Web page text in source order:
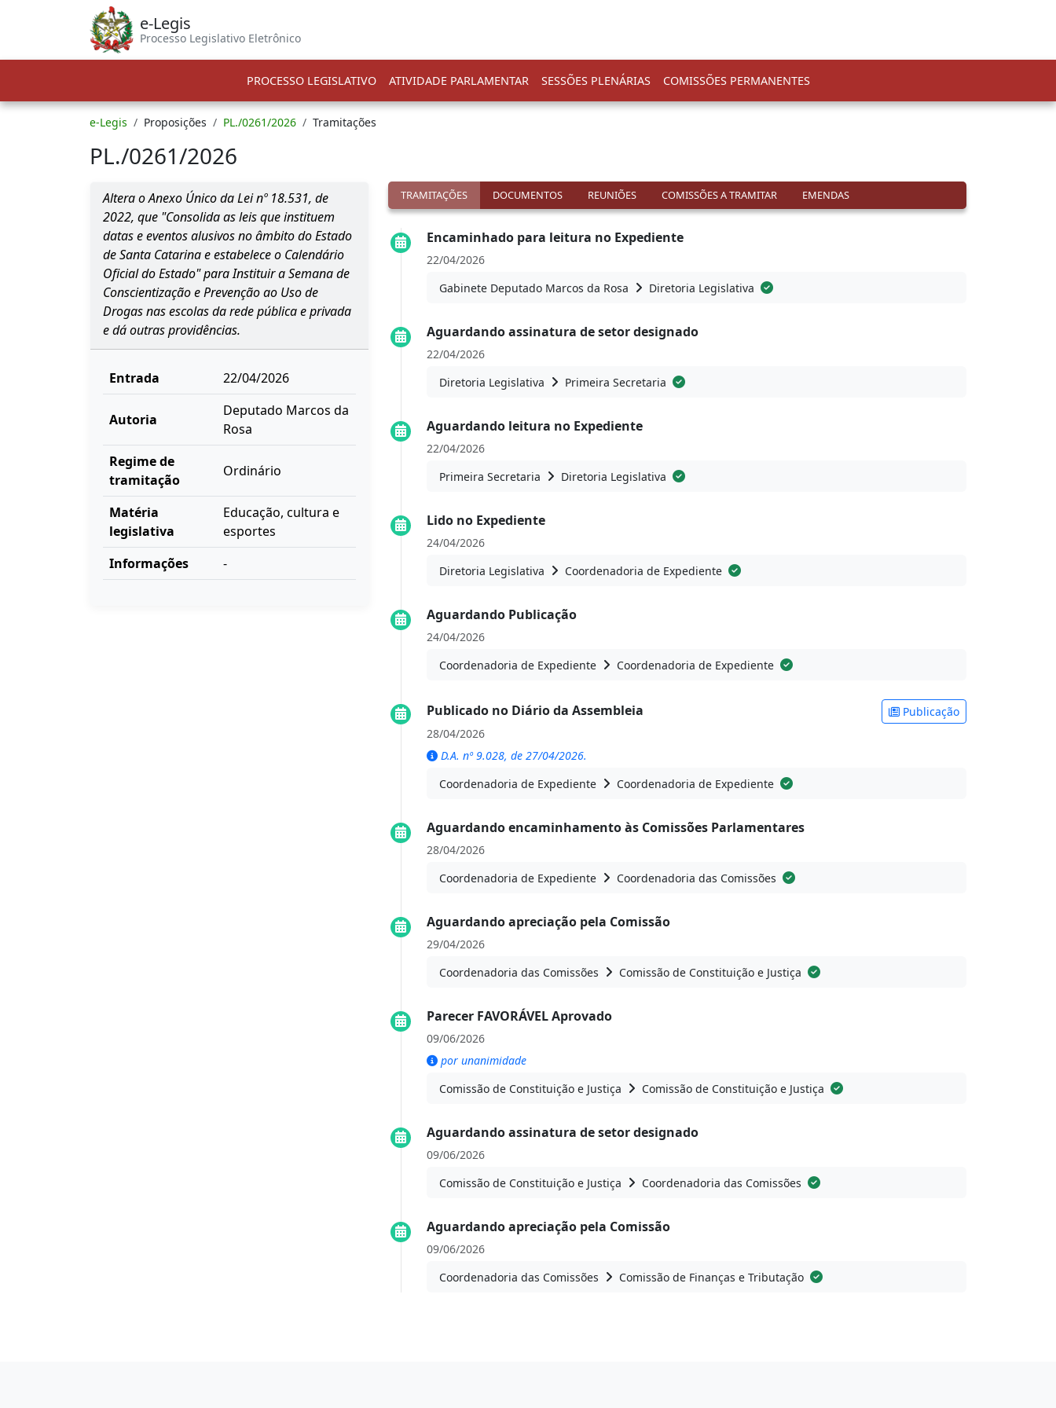
e-Legis
Processo Legislativo Eletrônico
PROCESSO LEGISLATIVO ATIVIDADE PARLAMENTAR SESSÕES PLENÁRIAS COMISSÕES PERMANENTES
e-Legis Proposições PL./0261/2026 Tramitações
PL./0261/2026
Altera o Anexo Único da Lei nº 18.531, de
2022, que "Consolida as leis que instituem
datas e eventos alusivos no âmbito do Estado
de Santa Catarina e estabelece o Calendário
Oficial do Estado" para Instituir a Semana de
Conscientização e Prevenção ao Uso de
Drogas nas escolas da rede pública e privada
e dá outras providências.
Entrada 22/04/2026
Autoria
Deputado Marcos da
Rosa
Regime de
tramitação
Ordinário
Matéria
legislativa
Educação, cultura e
esportes
Informações
-
TRAMITAÇÕES DOCUMENTOS REUNIÕES COMISSÕES A TRAMITAR EMENDAS
Encaminhado para leitura no Expediente
22/04/2026
Gabinete Deputado Marcos da Rosa
Diretoria Legislativa
Aguardando assinatura de setor designado
22/04/2026
Diretoria Legislativa
Primeira Secretaria
Aguardando leitura no Expediente
22/04/2026
Primeira Secretaria
Diretoria Legislativa
Lido no Expediente
24/04/2026
Diretoria Legislativa
Coordenadoria de Expediente
Aguardando Publicação
24/04/2026
Coordenadoria de Expediente
Coordenadoria de Expediente
Publicado no Diário da Assembleia
Publicação
28/04/2026
D.A. nº 9.028, de 27/04/2026.
Coordenadoria de Expediente
Coordenadoria de Expediente
Aguardando encaminhamento às Comissões Parlamentares
28/04/2026
Coordenadoria de Expediente
Coordenadoria das Comissões
Aguardando apreciação pela Comissão
29/04/2026
Coordenadoria das Comissões
Comissão de Constituição e Justiça
Parecer FAVORÁVEL Aprovado
09/06/2026
por unanimidade
Comissão de Constituição e Justiça
Comissão de Constituição e Justiça
Aguardando assinatura de setor designado
09/06/2026
Comissão de Constituição e Justiça
Coordenadoria das Comissões
Aguardando apreciação pela Comissão
09/06/2026
Coordenadoria das Comissões
Comissão de Finanças e Tributação